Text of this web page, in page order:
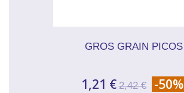
GROS GRAIN PICOS
1,21 € 2,42 € -50%